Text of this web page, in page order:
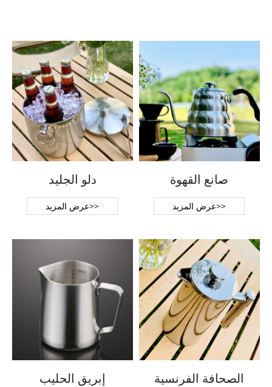
دلو الجليد
عرض المزيد>>
صانع القهوة
عرض المزيد>>
إبريق الحليب الصحافة الفرنسية